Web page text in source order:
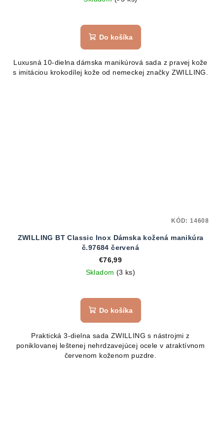
Do košíka
Luxusná 10-dielna dámska manikúrová sada z pravej kože
s imitáciou krokodílej kože od nemeckej značky ZWILLING.
ZWILLING BT Classic Inox Dámska kožená manikúra
č.97684 červená
€76,99
Skladom (3 ks)
Do košíka
Praktická 3-dielna sada ZWILLING s nástrojmi z
poniklovanej leštenej nehrdzavejúcej ocele v atraktívnom
červenom koženom puzdre.
KÓD: 14608